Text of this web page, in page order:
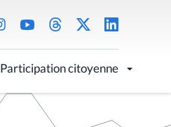
Participation citoyenne